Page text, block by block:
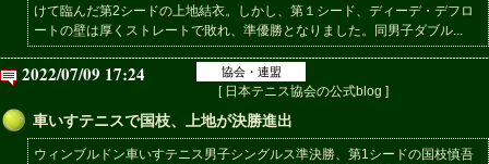
けて臨んだ第2シードの上地結衣。しかし、第１シード、ディーデ・デフロ
ートの壁は厚くストレートで敗れ、準優勝となりました。同男子ダブル...
2022/07/09 17:24 協会・連盟
[ 日本テニス協会の公式blog ]
車いすテニスで国枝、上地が決勝進出
ウィンブルドン車いすテニス男子シングルス準決勝、第1シードの国枝慎吾